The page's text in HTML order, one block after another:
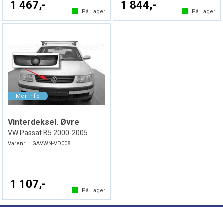
1 467,-
På Lager
1 844,-
På Lager
Vinterdeksel. Øvre
VW Passat B5 2000-2005
Varenr: GAVWN-VD008
1 107,-
På Lager